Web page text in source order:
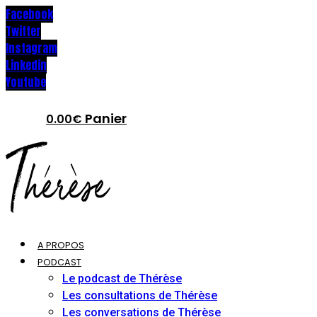
Facebook
Twitter
Instagram
Linkedin
Youtube
0.00€ Panier
A PROPOS
PODCAST
Le podcast de Thérèse
Les consultations de Thérèse
Les conversations de Thérèse